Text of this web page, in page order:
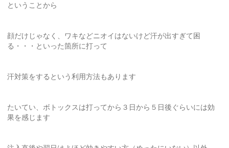
ということから
顔だけじゃなく、ワキなどニオイはないけど汗が出すぎて困
る・・・といった箇所に打って
汗対策をするという利用方法もあります
たいてい、ボトックスは打ってから３日から５日後ぐらいには効
果を感じます